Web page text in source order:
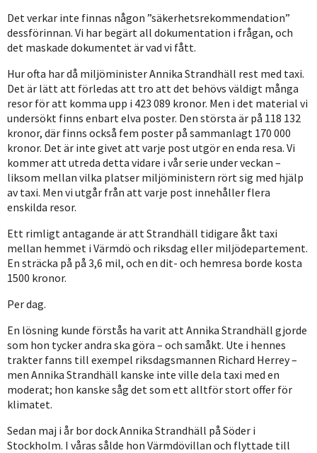
Det verkar inte finnas någon ”säkerhetsrekommendation”
dessförinnan. Vi har begärt all dokumentation i frågan, och
det maskade dokumentet är vad vi fått.
Hur ofta har då miljöminister Annika Strandhäll rest med taxi.
Det är lätt att förledas att tro att det behövs väldigt många
resor för att komma upp i 423 089 kronor. Men i det material vi
undersökt finns enbart elva poster. Den största är på 118 132
kronor, där finns också fem poster på sammanlagt 170 000
kronor. Det är inte givet att varje post utgör en enda resa. Vi
kommer att utreda detta vidare i vår serie under veckan –
liksom mellan vilka platser miljöministern rört sig med hjälp
av taxi. Men vi utgår från att varje post innehåller flera
enskilda resor.
Ett rimligt antagande är att Strandhäll tidigare åkt taxi
mellan hemmet i Värmdö och riksdag eller miljödepartement.
En sträcka på på 3,6 mil, och en dit- och hemresa borde kosta
1500 kronor.
Per dag.
En lösning kunde förstås ha varit att Annika Strandhäll gjorde
som hon tycker andra ska göra – och samåkt. Ute i hennes
trakter fanns till exempel riksdagsmannen Richard Herrey –
men Annika Strandhäll kanske inte ville dela taxi med en
moderat; hon kanske såg det som ett alltför stort offer för
klimatet.
Sedan maj i år bor dock Annika Strandhäll på Söder i
Stockholm. I våras sålde hon Värmdövillan och flyttade till